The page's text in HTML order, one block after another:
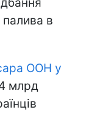
палива в
ООН у
млрд